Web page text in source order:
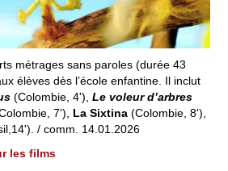
métrages sans paroles (durée 43
élèves dès l’école enfantine. Il inclut
(Colombie, 4'),Le voleur d’arbres
7'), La Sixtina(Colombie, 8'),
/ comm. 14.01.2026
les films